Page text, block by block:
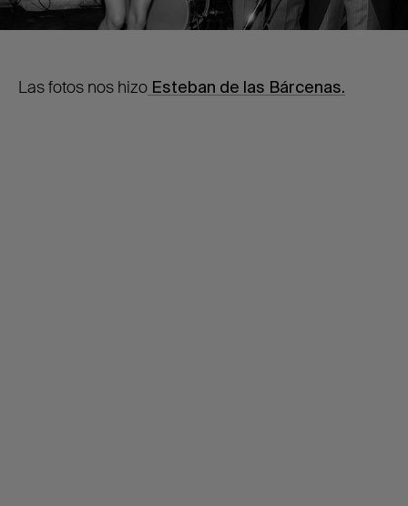
Las fotos nos hizo Esteban de las Bárcenas.